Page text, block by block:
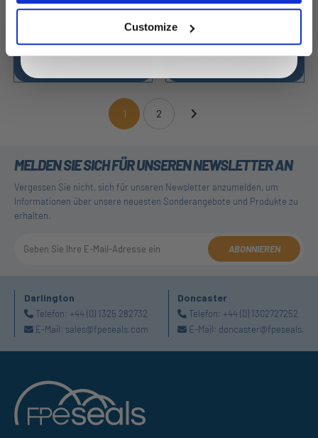
Customize
Kurzes Kolben-
Robustes Gland-
1(current)2
MELDEN SIE SICH FÜR UNSEREN NEWSLETTER AN
Vergessen Sie nicht, sich für unseren Newsletter anzumelden, um
Informationen über unsere neuesten Sonderangebote und Produkte zu
erhalten.
ABONNIEREN
Darlington
Telefon: +44 (0) 1325 282732
E-Mail: sales@fpeseals.com
Doncaster
Telefon: +44 (0) 1302727252
E-Mail:
privacy policy.